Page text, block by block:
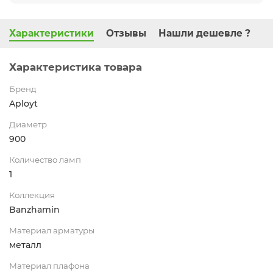
Характеристики Отзывы Нашли дешевле ?
Характеристика товара
Бренд
Aployt
Диаметр
900
Количество ламп
1
Коллекция
Banzhamin
Материал арматуры
металл
Материал плафона